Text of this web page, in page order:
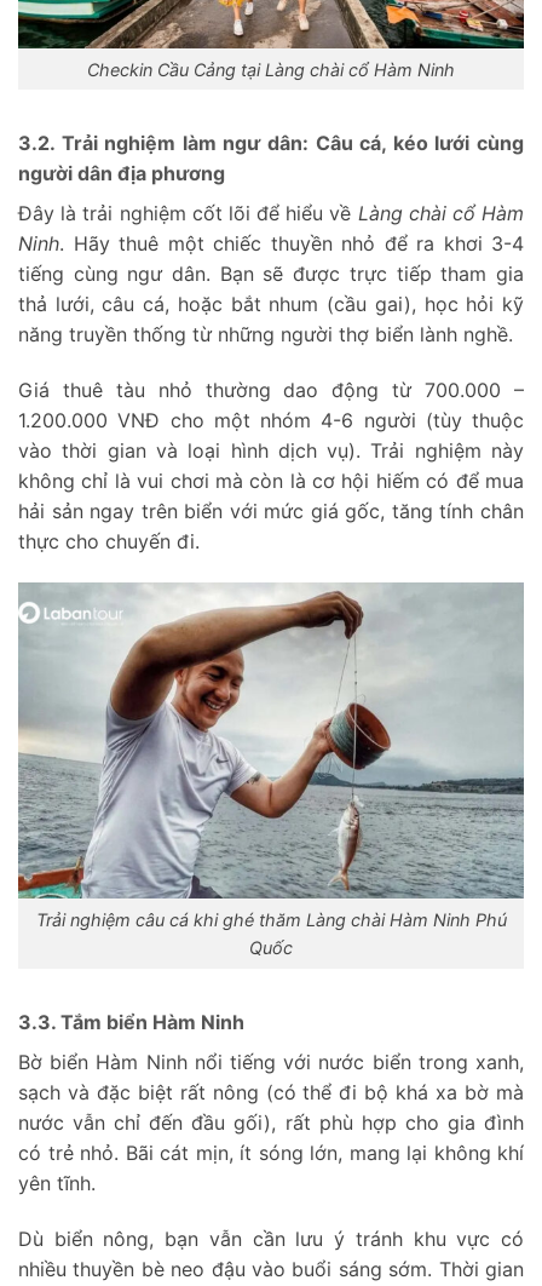
Checkin Cầu Cảng tại Làng chài cổ Hàm Ninh
3.2. Trải nghiệm làm ngư dân: Câu cá, kéo lưới cùng
người dân địa phương
Đây là trải nghiệm cốt lõi để hiểu về Làng chài cổ Hàm
Ninh. Hãy thuê một chiếc thuyền nhỏ để ra khơi 3-4
tiếng cùng ngư dân. Bạn sẽ được trực tiếp tham gia
thả lưới, câu cá, hoặc bắt nhum (cầu gai), học hỏi kỹ
năng truyền thống từ những người thợ biển lành nghề.
Giá thuê tàu nhỏ thường dao động từ 700.000 –
1.200.000 VNĐ cho một nhóm 4-6 người (tùy thuộc
vào thời gian và loại hình dịch vụ). Trải nghiệm này
không chỉ là vui chơi mà còn là cơ hội hiếm có để mua
hải sản ngay trên biển với mức giá gốc, tăng tính chân
thực cho chuyến đi.
Trải nghiệm câu cá khi ghé thăm Làng chài Hàm Ninh Phú
Quốc
3.3. Tắm biển Hàm Ninh
Bờ biển Hàm Ninh nổi tiếng với nước biển trong xanh,
sạch và đặc biệt rất nông (có thể đi bộ khá xa bờ mà
nước vẫn chỉ đến đầu gối), rất phù hợp cho gia đình
có trẻ nhỏ. Bãi cát mịn, ít sóng lớn, mang lại không khí
yên tĩnh.
Dù biển nông, bạn vẫn cần lưu ý tránh khu vực có
nhiều thuyền bè neo đậu vào buổi sáng sớm. Thời gian